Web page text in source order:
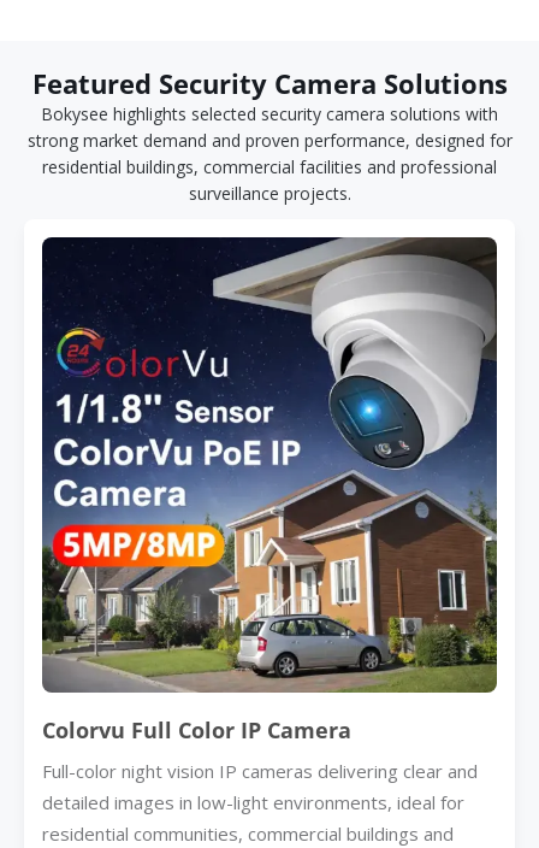
Featured Security Camera Solutions
Bokysee highlights selected security camera solutions with
strong market demand and proven performance, designed for
residential buildings, commercial facilities and professional
surveillance projects.
Colorvu Full Color IP Camera
Full-color night vision IP cameras delivering clear and
detailed images in low-light environments, ideal for
residential communities, commercial buildings and